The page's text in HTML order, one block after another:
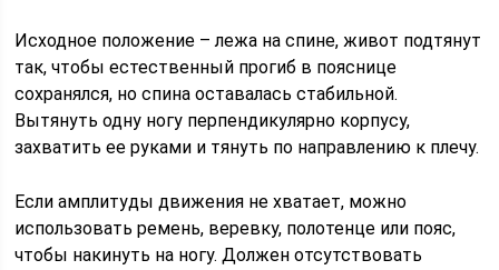
Исходное положение – лежа на спине, живот подтянут
так, чтобы естественный прогиб в пояснице
сохранялся, но спина оставалась стабильной.
Вытянуть одну ногу перпендикулярно корпусу,
захватить ее руками и тянуть по направлению к плечу.
Если амплитуды движения не хватает, можно
использовать ремень, веревку, полотенце или пояс,
чтобы накинуть на ногу. Должен отсутствовать